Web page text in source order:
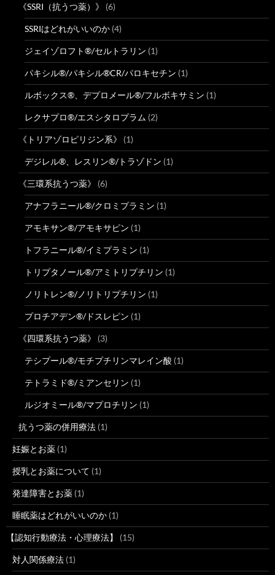
《SSRI（抗うつ薬）》 (6)
SSRIはどれがいいのか (4)
ジェイゾロフト®/セルトラリン (1)
パキシル®/パキシル®CR/パロキセチン (1)
ルボックス®、デプロメール®/フルボキサミン (1)
レクサプロ®/エスシタロプラム (2)
《トリアゾロピリジン系》 (1)
デジレル®、レスリン®/トラゾドン (1)
《三環系抗うつ薬》 (6)
アナフラニール®/クロミプラミン (1)
アモキサン®/アモキサピン (1)
トフラニール®/イミプラミン (1)
トリプタノール®/アミトリプチリン (1)
ノリトレン®/ノリトリプチリン (1)
プロチアデン®/ドスレピン (1)
《四環系抗うつ薬》 (3)
テシプール®/モチプチリンマレイン酸 (1)
テトラミド®/ミアンセリン (1)
ルジオミール®/マプロチリン (1)
抗うつ薬の併用療法 (1)
妊娠とお薬 (1)
授乳とお薬について (1)
発達障害とお薬 (1)
睡眠薬はどれがいいのか (1)
【認知行動療法・心理療法】 (15)
対人関係療法 (1)